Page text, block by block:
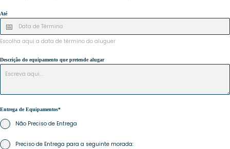
Até
Escolha aqui a data de término do aluguer
Descrição do equipamento que pretende alugar
Entrega de Equipamentos*
Não Preciso de Entrega
Preciso de Entrega para a seguinte morada: